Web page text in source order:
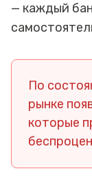
— каждый
По
рынке
которые